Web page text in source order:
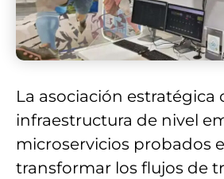
La asociación estratégica
infraestructura de nivel
microservicios probados
transformar los flujos de